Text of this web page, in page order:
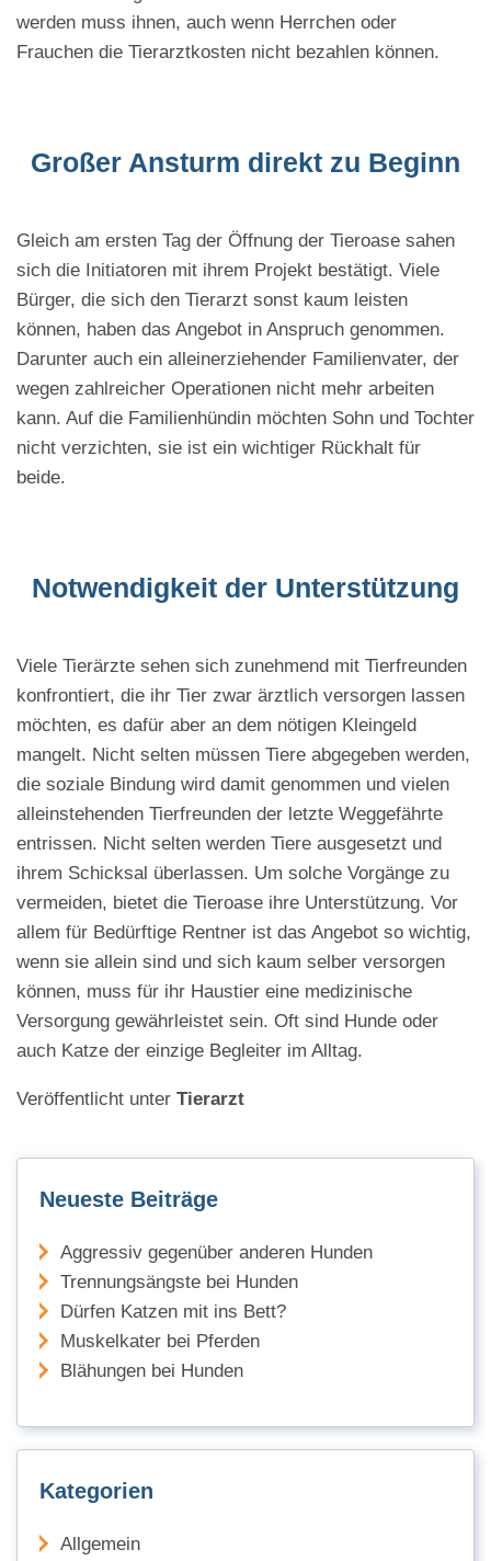
werden muss ihnen, auch wenn Herrchen oder
Frauchen die Tierarztkosten nicht bezahlen können.
Großer Ansturm direkt zu Beginn
Gleich am ersten Tag der Öffnung der Tieroase sahen
sich die Initiatoren mit ihrem Projekt bestätigt. Viele
Bürger, die sich den Tierarzt sonst kaum leisten
können, haben das Angebot in Anspruch genommen.
Darunter auch ein alleinerziehender Familienvater, der
wegen zahlreicher Operationen nicht mehr arbeiten
kann. Auf die Familienhündin möchten Sohn und Tochter
nicht verzichten, sie ist ein wichtiger Rückhalt für
beide.
Notwendigkeit der Unterstützung
Viele Tierärzte sehen sich zunehmend mit Tierfreunden
konfrontiert, die ihr Tier zwar ärztlich versorgen lassen
möchten, es dafür aber an dem nötigen Kleingeld
mangelt. Nicht selten müssen Tiere abgegeben werden,
die soziale Bindung wird damit genommen und vielen
alleinstehenden Tierfreunden der letzte Weggefährte
entrissen. Nicht selten werden Tiere ausgesetzt und
ihrem Schicksal überlassen. Um solche Vorgänge zu
vermeiden, bietet die Tieroase ihre Unterstützung. Vor
allem für Bedürftige Rentner ist das Angebot so wichtig,
wenn sie allein sind und sich kaum selber versorgen
können, muss für ihr Haustier eine medizinische
Versorgung gewährleistet sein. Oft sind Hunde oder
auch Katze der einzige Begleiter im Alltag.
Veröffentlicht unter Tierarzt
Neueste Beiträge
Aggressiv gegenüber anderen Hunden
Trennungsängste bei Hunden
Dürfen Katzen mit ins Bett?
Muskelkater bei Pferden
Blähungen bei Hunden
Kategorien
Allgemein